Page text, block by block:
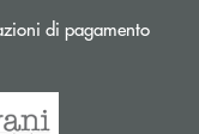
di pagamento
nuova finestra